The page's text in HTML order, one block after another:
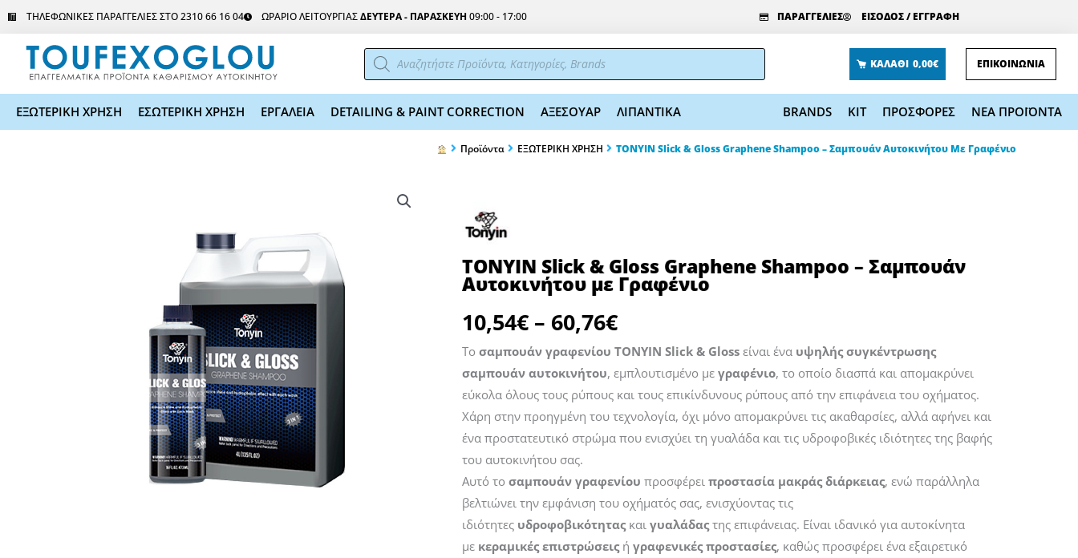
Μετάβαση
περιεχόμενο
ΤΗΛΕΦΩΝΙΚΕΣ ΠΑΡΑΓΓΕΛΙΕΣ ΣΤΟ 2310 66 16 04 ΩΡΑΡΙΟ ΛΕΙΤΟΥΡΓΙΑΣΔΕΥΤΕΡΑ - ΠΑΡΑΣΚΕΥΗ 09:00 - 17:00 ΠΑΡΑΓΓΕΛΙΕΣ ΕΙΣΟΔΟΣ / ΕΓΓΡΑΦΗ
Αναζήτηση
προϊόντων ΚΑΛΑΘΙ 0,00€ ΕΠΙΚΟΙΝΩΝΙΑ
ΕΞΩΤΕΡΙΚΗ ΧΡΗΣΗ ΕΣΩΤΕΡΙΚΗ ΧΡΗΣΗ ΕΡΓΑΛΕΙΑ DETAILING & PAINT CORRECTION ΑΞΕΣΟΥΑΡ ΛΙΠΑΝΤΙΚΑ BRANDS KIT ΠΡΟΣΦΟΡΕΣ ΝΕΑ ΠΡΟΪΟΝΤΑ
Προϊόντα ΕΞΩΤΕΡΙΚΗ ΧΡΗΣΗ TONYIN Slick & Gloss Graphene Shampoo – Σαμπουάν Αυτοκινήτου Με Γραφένιο
TONYIN Slick & Gloss Graphene Shampoo – Σαμπουάν
Αυτοκινήτου με Γραφένιο
10,54€ – 60,76€Price
range:
10,54€
through
60,76€
Το σαμπουάν γραφενίου TONYIN Slick & Gloss είναι ένα υψηλής συγκέντρωσης
σαμπουάν αυτοκινήτου, εμπλουτισμένο με γραφένιο, το οποίο διασπά και απομακρύνει
εύκολα όλους τους ρύπους και τους επικίνδυνους ρύπους από την επιφάνεια του οχήματος.
Χάρη στην προηγμένη του τεχνολογία, όχι μόνο απομακρύνει τις ακαθαρσίες, αλλά αφήνει και
ένα προστατευτικό στρώμα που ενισχύει τη γυαλάδα και τις υδροφοβικές ιδιότητες της βαφής
του αυτοκινήτου σας.
Αυτό το σαμπουάν γραφενίου προσφέρει προστασία μακράς διάρκειας, ενώ παράλληλα
βελτιώνει την εμφάνιση του οχήματός σας, ενισχύοντας τις
ιδιότητες υδροφοβικότητας και γυαλάδας της επιφάνειας. Είναι ιδανικό για αυτοκίνητα
με κεραμικές επιστρώσεις ή γραφενικές προστασίες, καθώς προσφέρει ένα εξαιρετικό